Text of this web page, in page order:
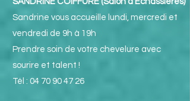
Sandrine vous accueille lundi, mercredi et
vendredi de 9h à 19h
Prendre soin de votre chevelure avec
sourire et talent !
Tél : 04 70 90 47 26